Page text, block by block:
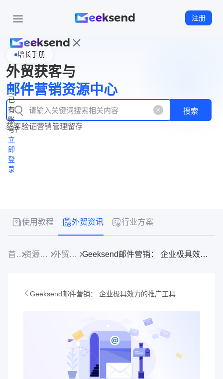
注册
页
WhatsApp
企业号
New
产
品
功
能
产
品
价
格
资
源
中
心
立
即
注
册
已
有
账
号？
立
即
登
录
增长手册
外贸获客与
邮件营销资源中心
搜索
获客验证营销管理留存
使用教程 外贸资讯 行业方案
首页 资源中心 外贸资讯 Geeksend邮件营销： 企业极具效力的推广工具
Geeksend邮件营销： 企业极具效力的推广工具